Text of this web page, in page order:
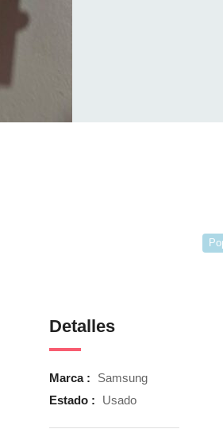
Detalles
Marca :
Samsung
Estado :
Usado